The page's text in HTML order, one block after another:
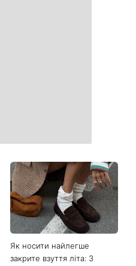
Гороскоп на 8 серпня для
всіх знаків зодіаку: кому
повернеться удача, а кому
варто сказати «ні»